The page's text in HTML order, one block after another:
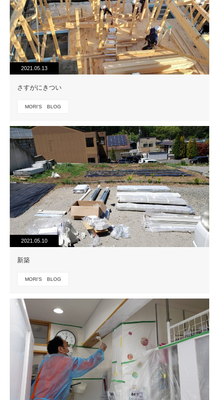
2021.05.13
さすがにきつい
MORI'S BLOG
2021.05.10
新築
MORI'S BLOG